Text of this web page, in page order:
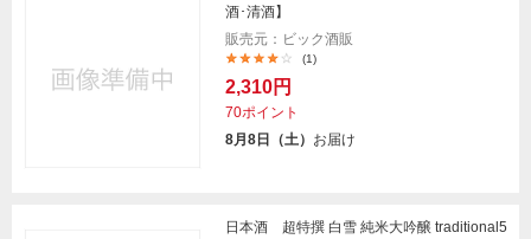
酒･清酒】
販売元：ビック酒販
(1)
2,310円
70ポイント
8月8日（土） お届け
日本酒 超特撰 白雪 純米大吟醸 traditional5